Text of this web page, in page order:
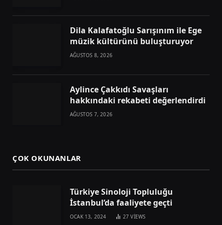
Dila Kalafatoğlu Sarışınım ile Ege
müzik kültürünü buluşturuyor
AĞUSTOS 8, 2026
Aylince Çakkıdı Savaşları
hakkındaki rekabeti değerlendirdi
AĞUSTOS 7, 2026
ÇOK OKUNANLAR
Türkiye Sinoloji Topluluğu
İstanbul’da faaliyete geçti
OCAK 13, 2024 27VIEWS